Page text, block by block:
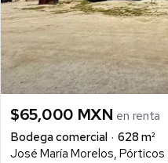
$65,000 MXN en renta
Bodega comercial
628 m²
José María Morelos, Pórticos